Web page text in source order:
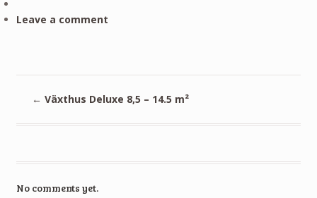
Leave a comment
← Växthus Deluxe 8,5 – 14.5 m²
No comments yet.